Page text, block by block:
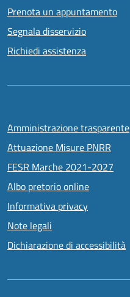
Prenota un appuntamento
Segnala disservizio
Richiedi assistenza
Amministrazione trasparente
Attuazione Misure PNRR
FESR Marche 2021-2027
Albo pretorio online
Informativa privacy
Note legali
Dichiarazione di accessibilità